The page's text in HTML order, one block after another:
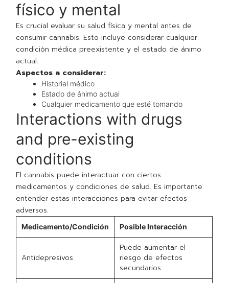
físico y mental
Es crucial evaluar su salud física y mental antes de
consumir cannabis. Esto incluye considerar cualquier
condición médica preexistente y el estado de ánimo
actual.
Aspectos a considerar:
Historial médico
Estado de ánimo actual
Cualquier medicamento que esté tomando
Interactions with drugs
and pre-existing
conditions
El cannabis puede interactuar con ciertos
medicamentos y condiciones de salud. Es importante
entender estas interacciones para evitar efectos
adversos.
Medicamento/Condición Posible Interacción
Antidepresivos
Puede aumentar el
riesgo de efectos
secundarios